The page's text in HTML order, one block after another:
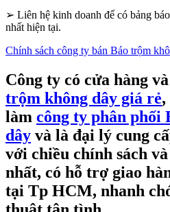
➢ Liên hệ kinh doanh để có bảng
nhất hiện tại.
Chính sách công ty bán Báo trộm
Công ty có cửa hàng
trộm không dây giá rẻ,
làm công ty phân phối
dây và là đại lý cung
với chiều chính sách
nhất, có hỗ trợ giao
tại Tp HCM, nhanh